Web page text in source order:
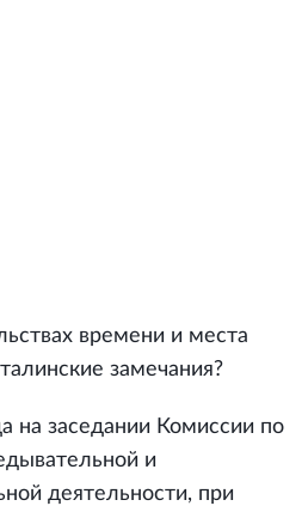
времени и места
замечания?
на заседании Комиссии по
и
деятельности, при